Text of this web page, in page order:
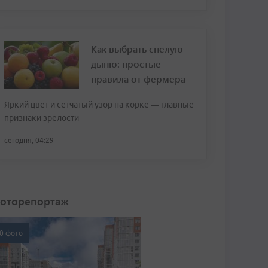
Как выбрать спелую
дыню: простые
правила от фермера
Яркий цвет и сетчатый узор на корке — главные
признаки зрелости
сегодня, 04:29
фото